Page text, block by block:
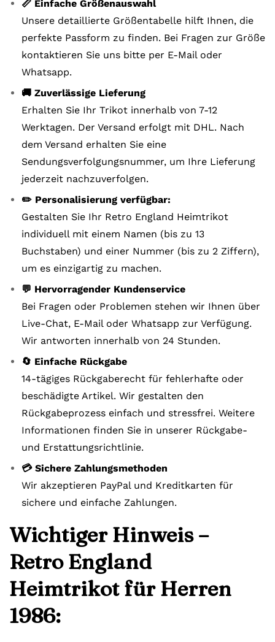
📏 Einfache Größenauswahl
Unsere detaillierte Größentabelle hilft Ihnen, die
perfekte Passform zu finden. Bei Fragen zur Größe
kontaktieren Sie uns bitte per E-Mail oder
Whatsapp.
🚚 Zuverlässige Lieferung
Erhalten Sie Ihr Trikot innerhalb von 7-12
Werktagen. Der Versand erfolgt mit DHL. Nach
dem Versand erhalten Sie eine
Sendungsverfolgungsnummer, um Ihre Lieferung
jederzeit nachzuverfolgen.
✏️ Personalisierung verfügbar:
Gestalten Sie Ihr Retro England Heimtrikot
individuell mit einem Namen (bis zu 13
Buchstaben) und einer Nummer (bis zu 2 Ziffern),
um es einzigartig zu machen.
💬 Hervorragender Kundenservice
Bei Fragen oder Problemen stehen wir Ihnen über
Live-Chat, E-Mail oder Whatsapp zur Verfügung.
Wir antworten innerhalb von 24 Stunden.
🔄 Einfache Rückgabe
14-tägiges Rückgaberecht für fehlerhafte oder
beschädigte Artikel. Wir gestalten den
Rückgabeprozess einfach und stressfrei. Weitere
Informationen finden Sie in unserer Rückgabe-
und Erstattungsrichtlinie.
💳 Sichere Zahlungsmethoden
Wir akzeptieren PayPal und Kreditkarten für
sichere und einfache Zahlungen.
Wichtiger Hinweis –
Retro England
Heimtrikot für Herren
1986: